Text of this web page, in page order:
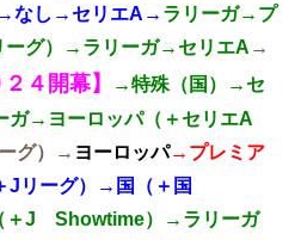
なし→セリエA→ ラリーガ→プ
グ）→ラリーガ→セリエA →
２４開幕】
→特殊（国）→セ
→ヨーロッパ（＋セリエA
グ）→ ヨーロッパ→プレミア
Jリーグ）→国（＋国
＋J Showtime）→ラリーガ